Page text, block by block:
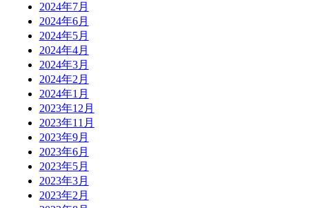
2024年7月
2024年6月
2024年5月
2024年4月
2024年3月
2024年2月
2024年1月
2023年12月
2023年11月
2023年9月
2023年6月
2023年5月
2023年3月
2023年2月